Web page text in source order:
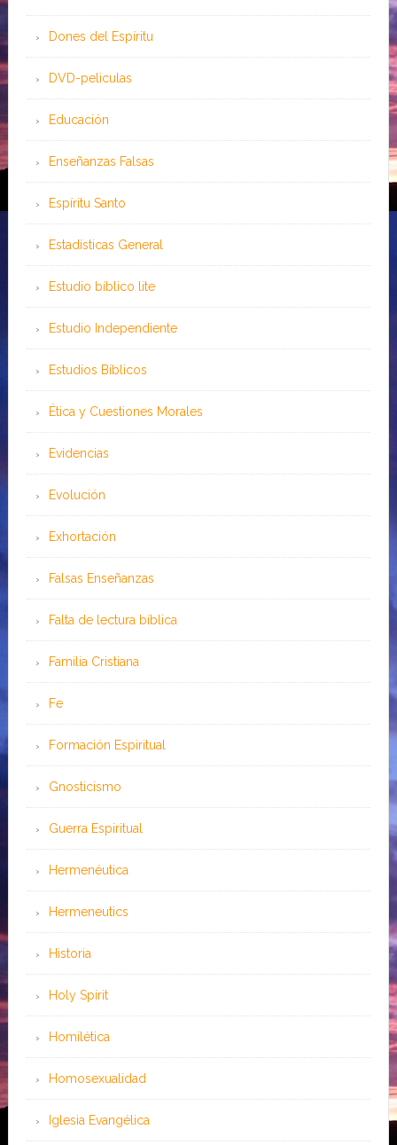
Dones del Espíritu
DVD-peliculas
Educación
Enseñanzas Falsas
Espíritu Santo
Estadísticas General
Estudio bíblico lite
Estudio Independiente
Estudios Bíblicos
Ética y Cuestiones Morales
Evidencias
Evolución
Exhortación
Falsas Enseñanzas
Falta de lectura bíblica
Familia Cristiana
Fe
Formación Espiritual
Gnosticismo
Guerra Espiritual
Hermenéutica
Hermeneutics
Historia
Holy Spirit
Homilética
Homosexualidad
Iglesia Evangélica